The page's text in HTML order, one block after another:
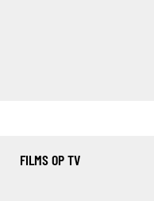
FILMS OP TV